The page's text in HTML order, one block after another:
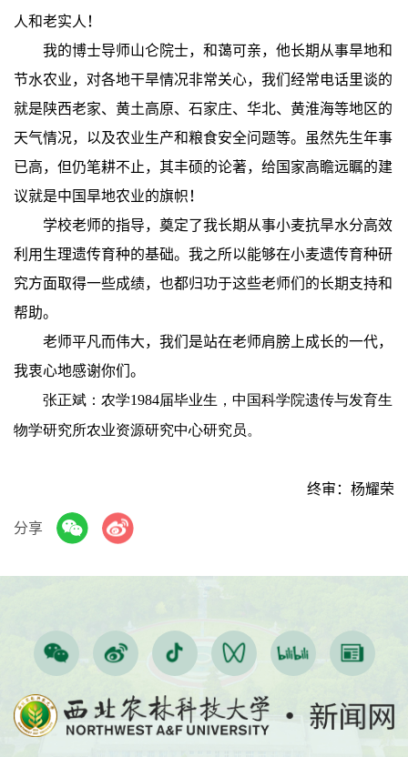
人和老实人！
我的博士导师山仑院士，和蔼可亲，他长期从事旱地和
节水农业，对各地干旱情况非常关心，我们经常电话里谈的
就是陕西老家、黄土高原、石家庄、华北、黄淮海等地区的
天气情况，以及农业生产和粮食安全问题等。虽然先生年事
已高，但仍笔耕不止，其丰硕的论著，给国家高瞻远瞩的建
议就是中国旱地农业的旗帜！
学校老师的指导，奠定了我长期从事小麦抗旱水分高效
利用生理遗传育种的基础。我之所以能够在小麦遗传育种研
究方面取得一些成绩，也都归功于这些老师们的长期支持和
帮助。
老师平凡而伟大，我们是站在老师肩膀上成长的一代，
我衷心地感谢你们。
张正斌：农学1984届毕业生，中国科学院遗传与发育生
物学研究所农业资源研究中心研究员。
终审：杨耀荣
分享